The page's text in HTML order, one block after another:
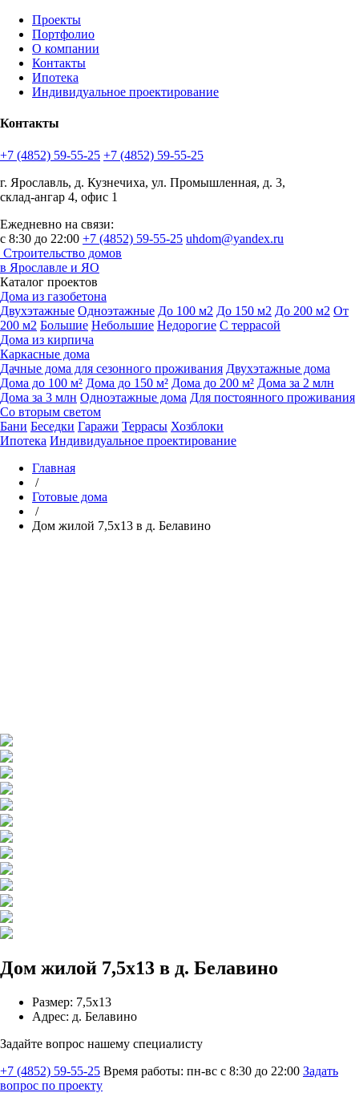
Проекты
Портфолио
О компании
Контакты
Ипотека
Индивидуальное проектирование
Контакты
+7 (4852) 59-55-25 +7 (4852) 59-55-25
г. Ярославль, д. Кузнечиха, ул. Промышленная, д. 3,
склад-ангар 4, офис 1
Ежедневно на связи:
с 8:30 до 22:00 +7 (4852) 59-55-25 uhdom@yandex.ru
Строительство домов
в Ярославле и ЯО
Каталог проектов
Дома из газобетона
Двухэтажные Одноэтажные До 100 м2 До 150 м2 До 200 м2 От
200 м2 Большие Небольшие Недорогие С террасой
Дома из кирпича
Каркасные дома
Дачные дома для сезонного проживания Двухэтажные дома
Дома до 100 м² Дома до 150 м² Дома до 200 м² Дома за 2 млн
Дома за 3 млн Одноэтажные дома Для постоянного проживания
Со вторым светом
Бани Беседки Гаражи Террасы Хозблоки
Ипотека Индивидуальное проектирование
Главная
/
Готовые дома
/
Дом жилой 7,5х13 в д. Белавино
Дом жилой 7,5х13 в д. Белавино
Размер: 7,5х13
Адрес: д. Белавино
Задайте вопрос нашему специалисту
+7 (4852) 59-55-25 Время работы: пн-вс с 8:30 до 22:00 Задать
вопрос по проекту